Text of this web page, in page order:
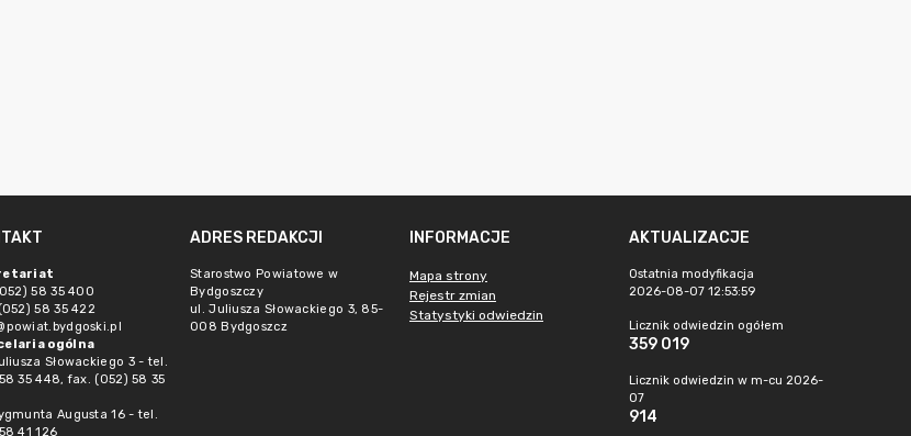
58 35 400
58 35 422
ogólna
Słowackiego 3 - tel.
35 448, fax. (052) 58 35
Augusta 16 - tel.
41 126
ADRES REDAKCJI
Starostwo Powiatowe w
Bydgoszczy
ul. Juliusza Słowackiego 3, 85-
008 Bydgoszcz
INFORMACJE
Mapa strony
Rejestr zmian
Statystyki odwiedzin
AKTUALIZACJE
Ostatnia modyfikacja
2026-08-07 12:53:59
Licznik odwiedzin ogółem
359 019
Licznik odwiedzin w m-cu 2026-
07
914